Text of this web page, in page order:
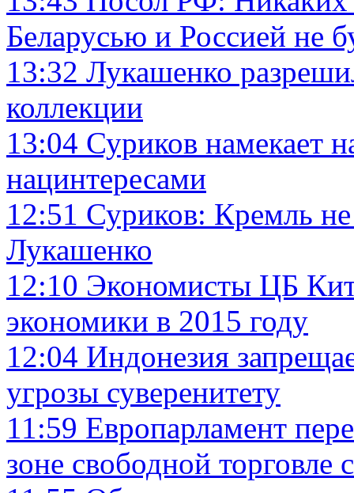
Беларусью и Россией не
13:32 Лукашенко
коллекции
13:04 Суриков намекает
нацинтересами
12:51 Суриков: Кремль не
Лукашенко
12:10 Экономисты ЦБ
экономики в 2015 году
12:04 Индонезия
угрозы суверенитету
11:59 Европарламент
зоне свободной